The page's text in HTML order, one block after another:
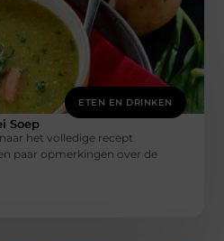
ETEN EN DRINKEN
Soep
het volledige recept
paar opmerkingen over de